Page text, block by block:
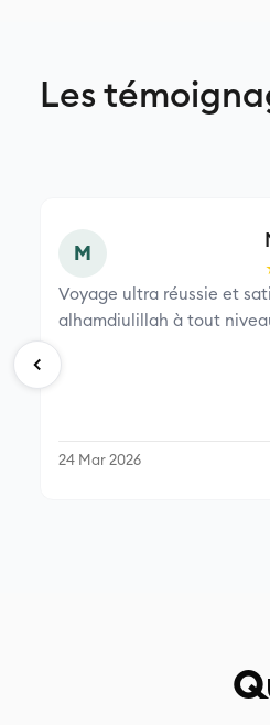
Les
M
Voyage ultra réussie et
alhamdiulillah à tout
24 Mar 2026